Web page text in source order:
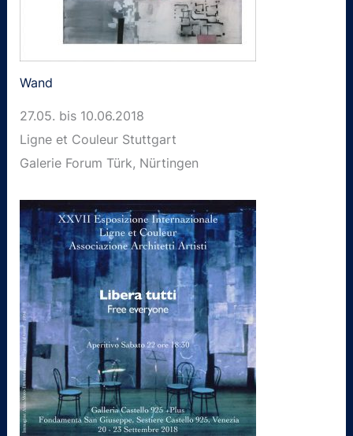
Wand
27.05. bis 10.06.2018
Ligne et Couleur Stuttgart
Galerie Forum Türk, Nürtingen